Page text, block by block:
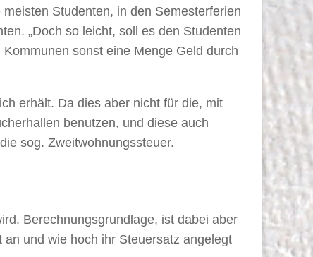
Studenten, in den Semesterferien
„Doch so leicht, soll es den Studenten
sonst eine Menge Geld durch
erhält. Da dies aber nicht für die, mit
benutzen, und diese auch
sog. Zweitwohnungssteuer.
Berechnungsgrundlage, ist dabei aber
und wie hoch ihr Steuersatz angelegt